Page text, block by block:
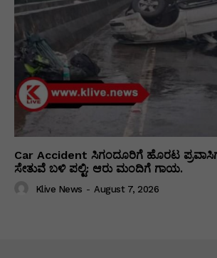
Car Accident ಸಿಗಂದೂರಿಗೆ ಹೊರಟ
ಸೇತುವೆ ಬಳಿ ಪಲ್ಟಿ: ಆರು ಮಂದಿಗೆ ಗಾಯ.
Klive News - August 7, 2026